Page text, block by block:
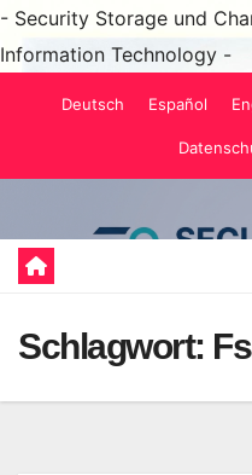
- Security Storage und
Information Technology -
Deutsch Español
Schlagwort: